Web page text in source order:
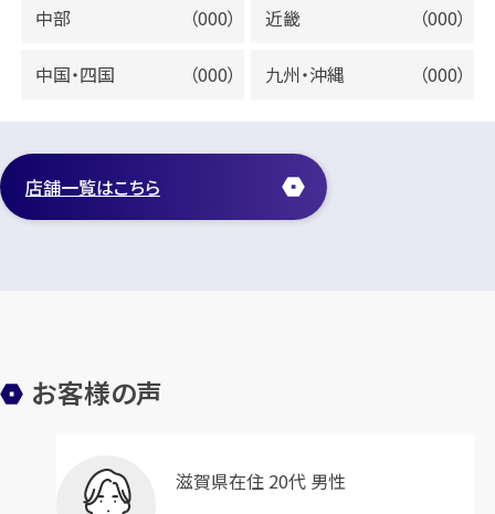
中部 （000） 近畿 （000）
中国・四国 （000） 九州・沖縄 （000）
店舗一覧はこちら
お客様の声
滋賀県在住 20代 男性